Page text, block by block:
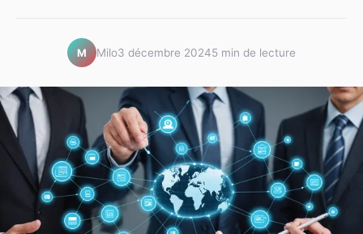
M Milo3 décembre 20245 min de lecture